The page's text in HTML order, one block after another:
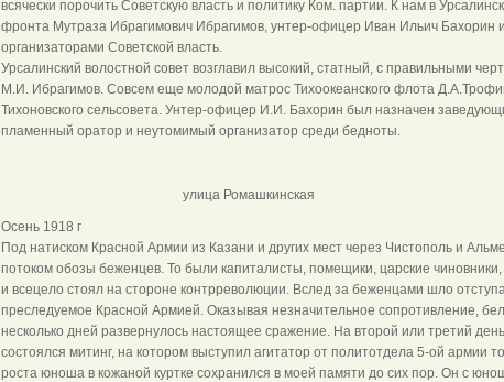
всячески порочить Советскую власть и политику Ком. партии. К нам в
фронта Мутраза Ибрагимович Ибрагимов, унтер-офицер Иван Ильич Бахорин
организаторами Советской власть.
Урсалинский волостной совет возглавил высокий, статный, с правильными
М.И. Ибрагимов. Совсем еще молодой матрос Тихоокеанского флота
Тихоновского сельсовета. Унтер-офицер И.И. Бахорин был назначен
пламенный оратор и неутомимый организатор среди бедноты.
улица Ромашкинская
Осень 1918 г
Под натиском Красной Армии из Казани и других мест через Чистополь и
потоком обозы беженцев. То были капиталисты, помещики, царские
и всецело стоял на стороне контрреволюции. Вслед за беженцами шло
преследуемое Красной Армией. Оказывая незначительное сопротивление,
несколько дней развернулось настоящее сражение. На второй или третий
состоялся митинг, на котором выступил агитатор от политотдела 5-ой армии
роста юноша в кожаной куртке сохранился в моей памяти до сих пор. Он с